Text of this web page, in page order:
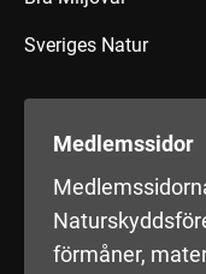
Sveriges Natur
Medlemssidor
förmåner,